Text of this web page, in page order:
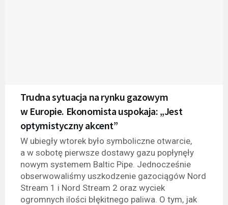
Trudna sytuacja na rynku gazowym
w Europie. Ekonomista uspokaja: „Jest
optymistyczny akcent”
W ubiegły wtorek było symboliczne otwarcie,
a w sobotę pierwsze dostawy gazu popłynęły
nowym systemem Baltic Pipe. Jednocześnie
obserwowaliśmy uszkodzenie gazociągów Nord
Stream 1 i Nord Stream 2 oraz wyciek
ogromnych ilości błękitnego paliwa. O tym, jak